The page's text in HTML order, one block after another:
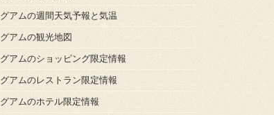
グアムの週間天気予報と気温
グアムの観光地図
グアムのショッピング限定情報
グアムのレストラン限定情報
グアムのホテル限定情報